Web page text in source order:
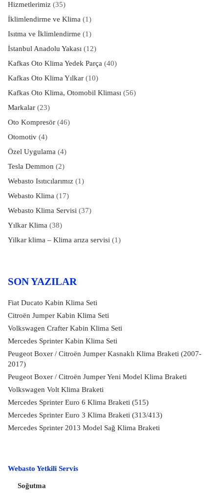
Hizmetlerimiz(35)
İklimlendirme ve Klima(1)
Isıtma ve İklimlendirme (1)
İstanbul Anadolu Yakası(12)
Kafkas Oto Klima Yedek Parça(40)
Kafkas Oto Klima Yılkar(10)
Kafkas Oto Klima, Otomobil Kliması(56)
Markalar(23)
Oto Kompresör(46)
Otomotiv(4)
Özel Uygulama(4)
Tesla Demmon (2)
Webasto Isıtıcılarımız(1)
Webasto Klima(17)
Webasto Klima Servisi(37)
Yılkar Klima(38)
Yilkar klima – Klima arıza servisi(1)
SON YAZILAR
Fiat Ducato Kabin Klima Seti
Citroën Jumper Kabin Klima Seti
Volkswagen Crafter Kabin Klima Seti
Mercedes Sprinter Kabin Klima Seti
Peugeot Boxer / Citroën Jumper Kasnaklı Klima Braketi (2007-
2017)
Peugeot Boxer / Citroën Jumper Yeni Model Klima Braketi
Volkswagen Volt Klima Braketi
Mercedes Sprinter Euro 6 Klima Braketi (515)
Mercedes Sprinter Euro 3 Klima Braketi (313/413)
Mercedes Sprinter 2013 Model Sağ Klima Braketi
Webasto Yetkili Servis
Soğutma